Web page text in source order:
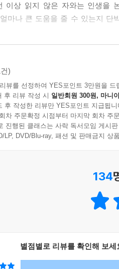
지원하려 하오.”
의 두 눈이 딱 마주쳤다.
며 정중히 묻자, 그도 무언가 느
. 하동 사람인데, 그 지역에 호족
말았습니다. 어쩔 수 없이 도망
하러 가는 길입니다.”
에 실낱같은 희망이 스쳐갔다.
저에게 매우 운수 좋은 날이 될 것
거짓말에는 나도 안 속는데, 하
요한 게 아니라, 이건 그냥 계략
자체가 제게는 불효입니다. 이렇
이상 읽지 않은 자와는 인생을
마나 큰 도움을 줄 수 있는지 단
분과 실리 사이에서 충돌하는
억에 남는 도서 혹은 필히 권하
팅으로 재탄생된 삼국지!
지』는 수십여 권에 달하는 방
단번에 이해하기 쉽게 구성되
)
뷰를 선정하여 YES포인트 3만원을 드
후 리뷰 작성 시 일반회원 300원, 마니
후 작성한 리뷰만 YES포인트 지급됩니
차 주문확정 시점부터 마지막 회차 주
진행된 클래스는 사락 독서모임 게시
LP, DVD/Blu-ray, 패션 및 판매금지 상
134
별점별로 리뷰를 확인해 보세